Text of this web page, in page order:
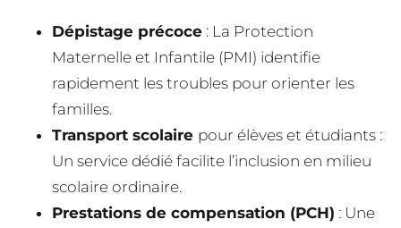
Dépistage précoce : La Protection
Maternelle et Infantile (PMI) identifie
rapidement les troubles pour orienter les
familles.
Transport scolaire pour élèves et étudiants :
Un service dédié facilite l’inclusion en milieu
scolaire ordinaire.
Prestations de compensation (PCH) : Une